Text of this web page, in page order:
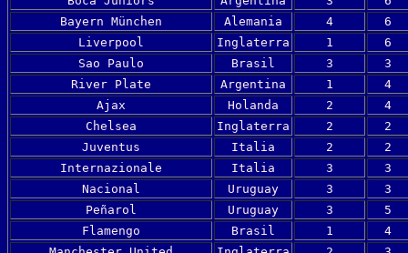
Bayern München
Alemania 4
6
Liverpool
Inglaterra 1
6
Sao Paulo
Brasil 3
3
River Plate
Argentina 1
4
Ajax
Holanda 2
4
Chelsea
Inglaterra 2
2
Juventus
Italia 2
2
Internazionale
Italia 3
3
Nacional
Uruguay 3
3
Peñarol
Uruguay 3
5
Flamengo
Brasil 1
4